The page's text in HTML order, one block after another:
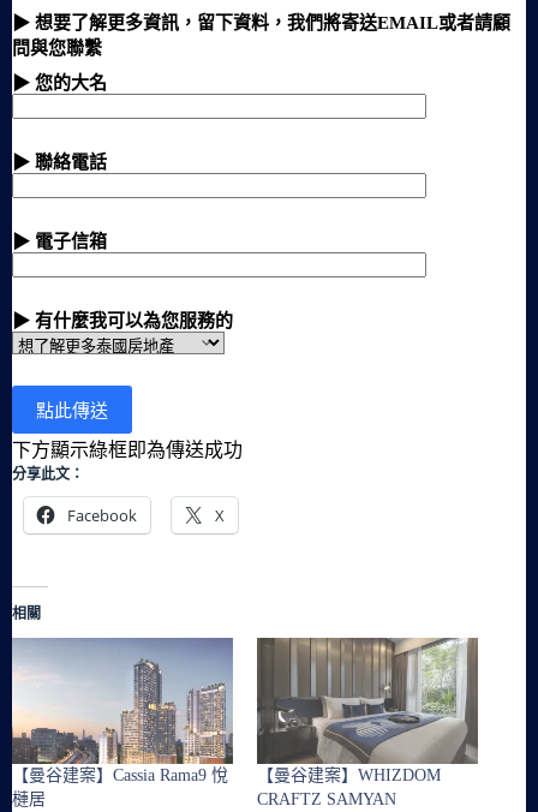
▶ 想要了解更多資訊，留下資料，我們將寄送EMAIL或者請顧
問與您聯繫
▶ 您的大名
▶ 聯絡電話
▶ 電子信箱
▶ 有什麼我可以為您服務的
下方顯示綠框即為傳送成功
分享此文：
Facebook X
相關
【曼谷建案】Cassia Rama9 悅
槤居
【曼谷建案】WHIZDOM
CRAFTZ SAMYAN